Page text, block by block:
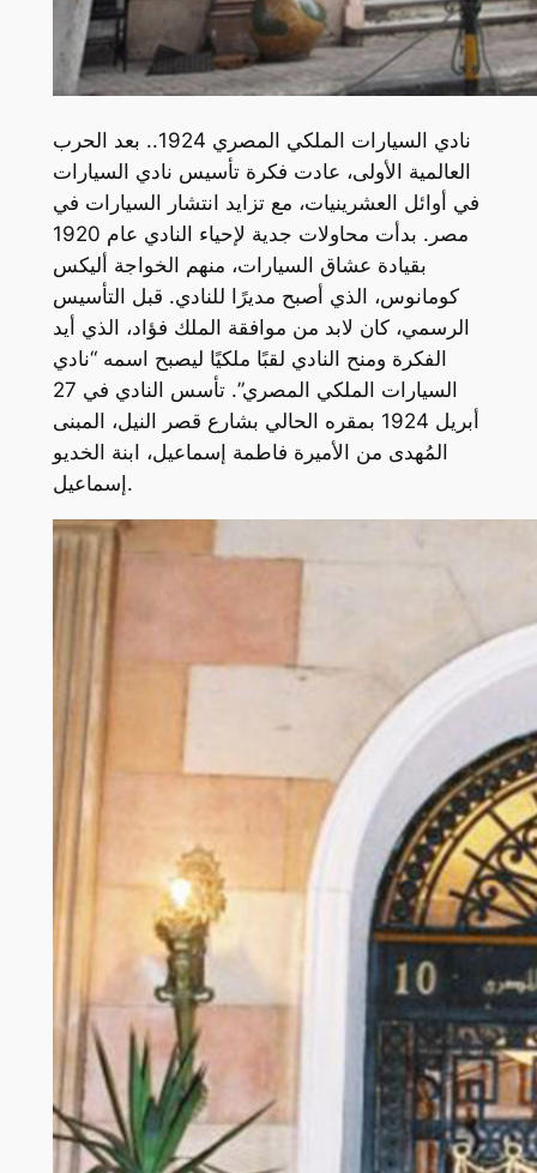
نادي السيارات الملكي المصري 1924.. بعد الحرب
العالمية الأولى، عادت فكرة تأسيس نادي السيارات
في أوائل العشرينيات، مع تزايد انتشار السيارات في
مصر. بدأت محاولات جدية لإحياء النادي عام 1920
بقيادة عشاق السيارات، منهم الخواجة أليكس
كومانوس، الذي أصبح مديرًا للنادي. قبل التأسيس
الرسمي، كان لابد من موافقة الملك فؤاد، الذي أيد
الفكرة ومنح النادي لقبًا ملكيًا ليصبح اسمه “نادي
السيارات الملكي المصري”. تأسس النادي في 27
أبريل 1924 بمقره الحالي بشارع قصر النيل، المبنى
المُهدى من الأميرة فاطمة إسماعيل، ابنة الخديو
إسماعيل.